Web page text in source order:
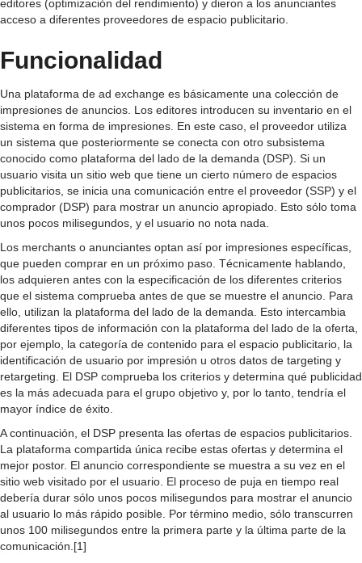
editores (optimización del rendimiento) y dieron a los anunciantes
acceso a diferentes proveedores de espacio publicitario.
Funcionalidad
Una plataforma de ad exchange es básicamente una colección de
impresiones de anuncios. Los editores introducen su inventario en el
sistema en forma de impresiones. En este caso, el proveedor utiliza
un sistema que posteriormente se conecta con otro subsistema
conocido como plataforma del lado de la demanda (DSP). Si un
usuario visita un sitio web que tiene un cierto número de espacios
publicitarios, se inicia una comunicación entre el proveedor (SSP) y el
comprador (DSP) para mostrar un anuncio apropiado. Esto sólo toma
unos pocos milisegundos, y el usuario no nota nada.
Los merchants o anunciantes optan así por impresiones específicas,
que pueden comprar en un próximo paso. Técnicamente hablando,
los adquieren antes con la especificación de los diferentes criterios
que el sistema comprueba antes de que se muestre el anuncio. Para
ello, utilizan la plataforma del lado de la demanda. Esto intercambia
diferentes tipos de información con la plataforma del lado de la oferta,
por ejemplo, la categoría de contenido para el espacio publicitario, la
identificación de usuario por impresión u otros datos de targeting y
retargeting. El DSP comprueba los criterios y determina qué publicidad
es la más adecuada para el grupo objetivo y, por lo tanto, tendría el
mayor índice de éxito.
A continuación, el DSP presenta las ofertas de espacios publicitarios.
La plataforma compartida única recibe estas ofertas y determina el
mejor postor. El anuncio correspondiente se muestra a su vez en el
sitio web visitado por el usuario. El proceso de puja en tiempo real
debería durar sólo unos pocos milisegundos para mostrar el anuncio
al usuario lo más rápido posible. Por término medio, sólo transcurren
unos 100 milisegundos entre la primera parte y la última parte de la
comunicación.[1]